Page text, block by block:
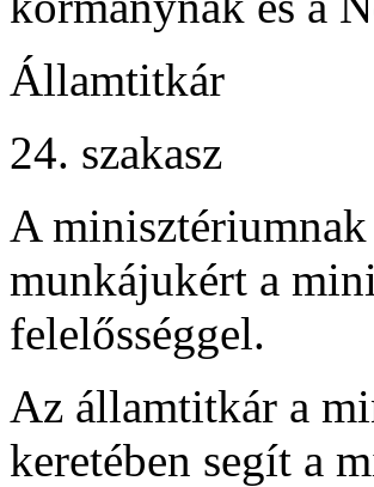
Államtitkár
24. szakasz
A
munkájukért a
felelősséggel.
Az államtitkár a
keretében segít a